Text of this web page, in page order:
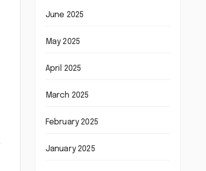
June 2025
May 2025
April 2025
March 2025
February 2025
January 2025